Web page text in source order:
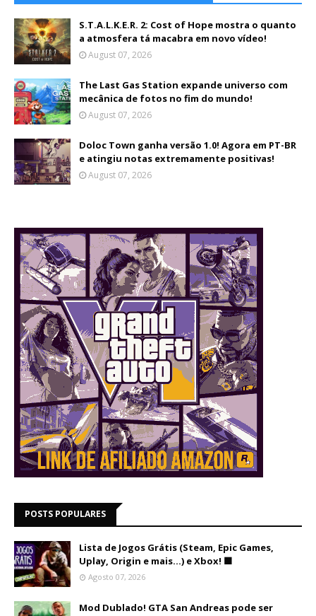
S.T.A.L.K.E.R. 2: Cost of Hope mostra o quanto
a atmosfera tá macabra em novo vídeo!
August 07, 2026
The Last Gas Station expande universo com
mecânica de fotos no fim do mundo!
August 07, 2026
Doloc Town ganha versão 1.0! Agora em PT-BR
e atingiu notas extremamente positivas!
August 07, 2026
POSTS POPULARES
Lista de Jogos Grátis (Steam, Epic Games,
Uplay, Origin e mais...) e Xbox! 🟩
Agosto 07, 2026
Mod Dublado! GTA San Andreas pode ser